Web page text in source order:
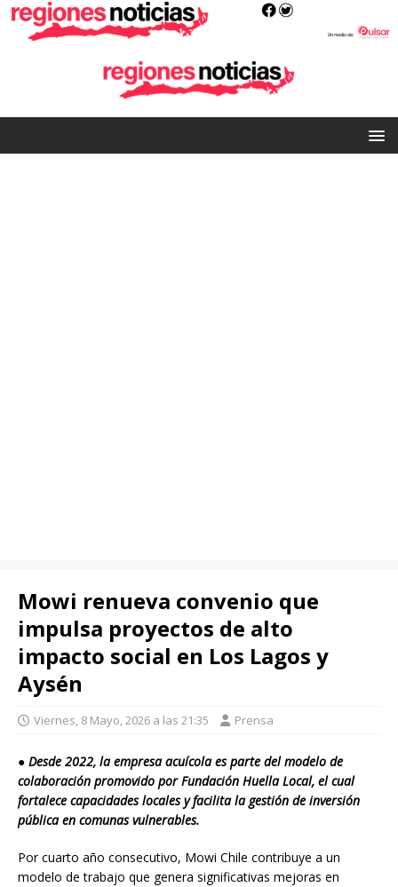
Mowi renueva convenio que
impulsa proyectos de alto
impacto social en Los Lagos y
Aysén
Viernes, 8 Mayo, 2026 a las 21:35 Prensa
● Desde 2022, la empresa acuícola es parte del modelo de
colaboración promovido por Fundación Huella Local, el cual
fortalece capacidades locales y facilita la gestión de inversión
pública en comunas vulnerables.
Por cuarto año consecutivo, Mowi Chile contribuye a un
modelo de trabajo que genera significativas mejoras en